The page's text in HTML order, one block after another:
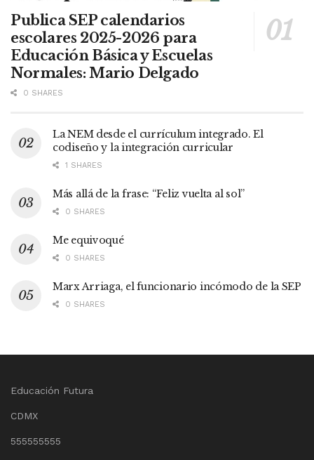
Publica SEP calendarios
escolares 2025-2026 para
Educación Básica y Escuelas
Normales: Mario Delgado
0 SHARES
La NEM desde el currículum integrado. El
codiseño y la integración curricular
1 SHARES
Más allá de la frase: “Feliz vuelta al sol”
0 SHARES
Me equivoqué
0 SHARES
Marx Arriaga, el funcionario incómodo de la SEP
0 SHARES
Educación Futura
CDMX
555555555